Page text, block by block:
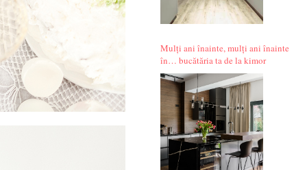
Mulți ani înainte, mulți ani înainte
în… bucătăria ta de la kimor